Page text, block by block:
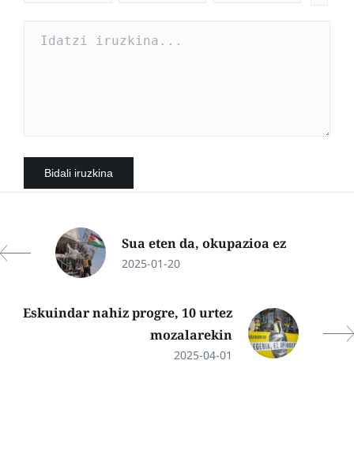
Sua eten da, okupazioa ez
2025-01-20
Eskuindar nahiz progre, 10 urtez
mozalarekin
2025-04-01